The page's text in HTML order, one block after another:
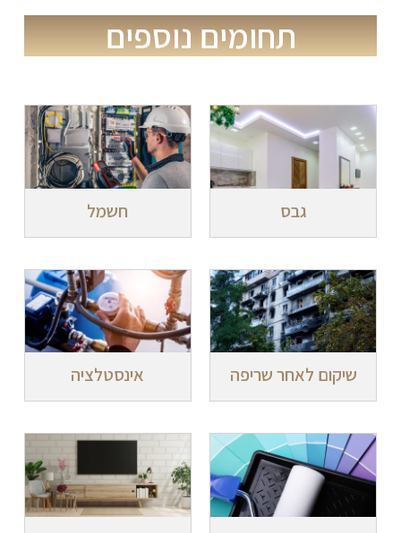
תחומים נוספים
גבס חשמל
שיקום לאחר שריפה אינסטלציה